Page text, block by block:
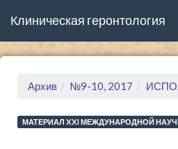
Клиническая геронтология
Архив №9-10, 2017 ИСПОЛЬЗОВАНИЕ МОДУЛЬ-
МАТЕРИАЛ XXI МЕЖДУНАРОДНОЙ